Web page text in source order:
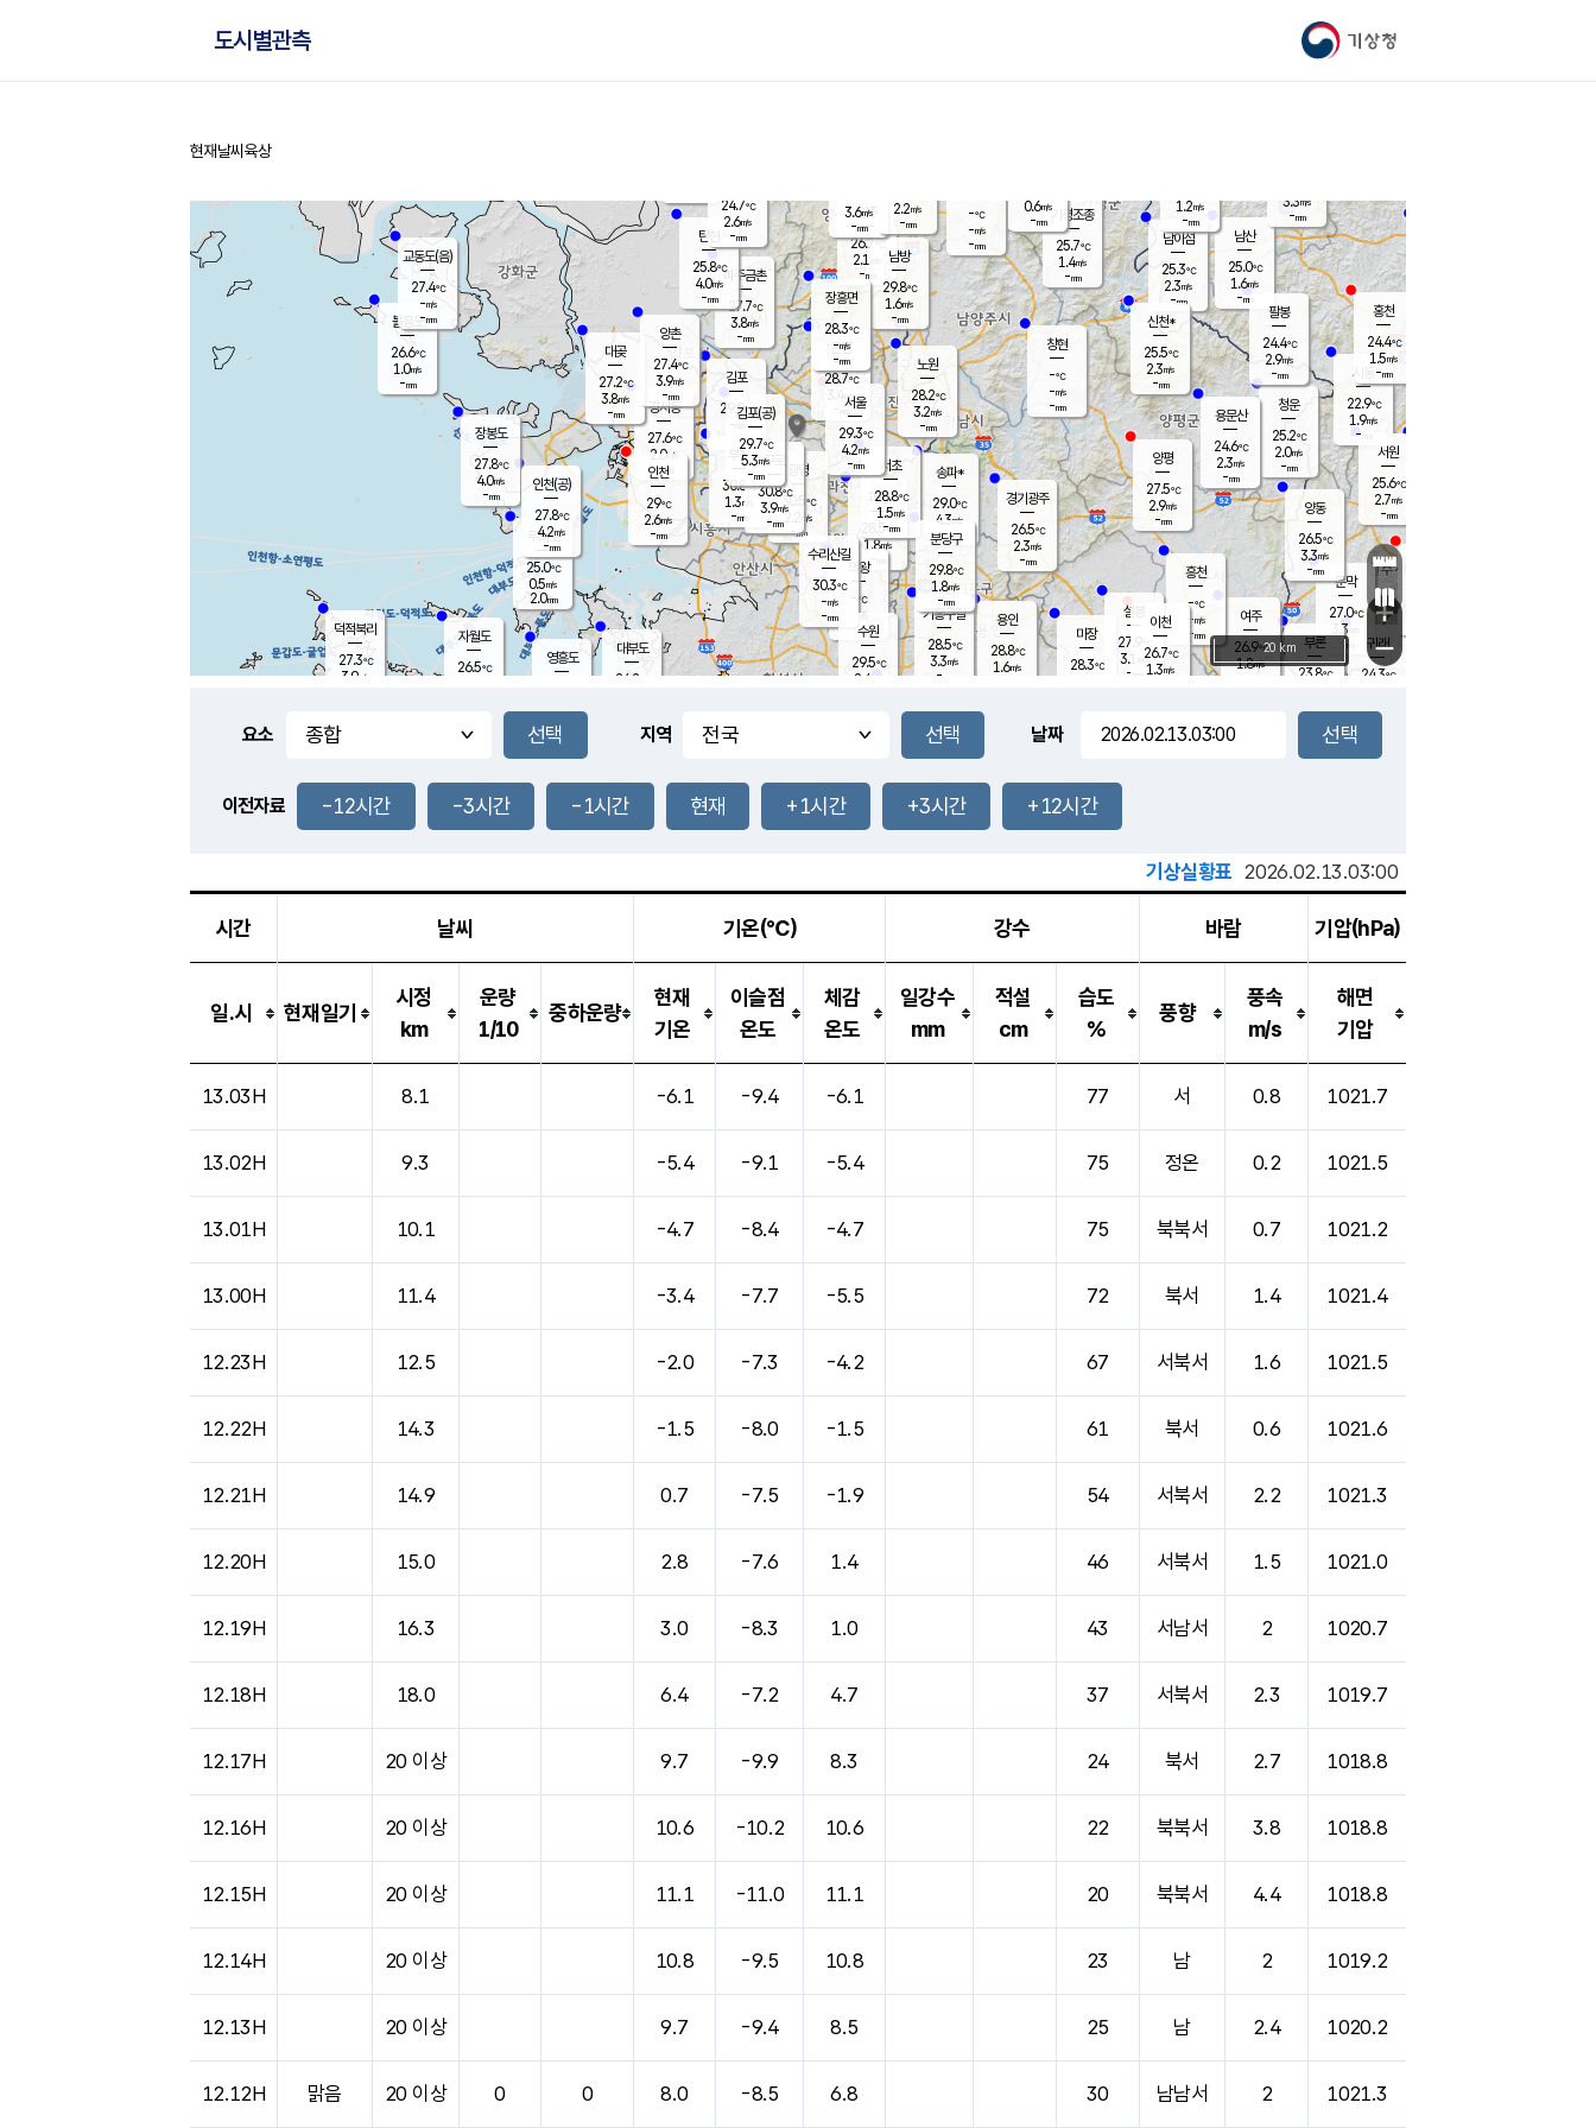
기상청
도시별관측
홈
현재날씨 육상
풍도
1.7m/s
0.5
문막
27.0℃
3.3m/s
mm
남이섬
25.3℃
2.3m/s
-mm
무의도
25.0℃
0.5m/s
2.0mm
영흥도
볼음도
26.6℃
1.0m/s
-mm
자월도
26.5℃
양주
26.7℃
2.1
-mm
부론
23.8℃
과천
28.5℃
1.8m/s
- mm
남산
25.0℃
1.6m/s
-mm
장봉도
27.8℃
4.0m/s
-mm
9.0mm
청운
25.2℃
2.0m/s
-mm
팔봉
24.4℃
2.9m/s
-mm
-mm
용인
28.8℃
1.6m/s
여주
26.9℃
1.8m/s
양동
26.5℃
3.3m/s
-mm
경기광주
26.5℃
2.3m/s
-mm
장호원
1.2m/s
-mm
24.8
℃
대부도
24.2
-
경서동
27.6℃
2.0m/s
-mm
파주금촌
27.7℃
3.8m/s
-mm
가평조종
25.7℃
1.4m/s
-mm
-℃
-m/s
-mm
대곶
27.2℃
3.8m/s
-mm
신천*
25.5℃
2.3m/s
-mm
창현
-℃
-m/s
-mm
탄현
25.8℃
4.0m/s
-mm
0.6m/s
-mm
27.3℃
1.3m/s
-mm
흥천
-℃
-m/s
-mm
마장
28.3℃
의왕
- ℃
m/s
mm
김포
29.9℃
-m/s
mm
설봉
27.9
3.1 m/s
- mm
광명
30.5 ℃
2.2 m/s
-mm
부천
30.8℃
1.3m/s
-mm
-mm
양촌
27.4℃
3.9m/s
-mm
구로
30.8℃
3.9m/s
-mm
은평
28.7℃
3.4 m/s
- mm
노원
28.2℃
3.2m/s
-mm
송파*
29.0℃
4.3m/s
-mm
서초
28.8℃
1.5m/s
-mm
남방
29.8℃
1.6m/s
-mm
기흥구갈
28.5℃
3.3m/s
-
수리산길
30.3℃
-m/s
-mm
분당구
29.8℃
1.8m/s
-mm
장흥면
28.3℃
-m/s
-mm
3.6m/s
-mm
시동
22.9℃
1.9m/s
- mm
귀래
24.3℃
서원
25.6℃
2.7m/s
-mm
용문산
24.6℃
2.3m/s
-mm
덕적북리
27.3℃
3.9m/s
인천(공)
27.8℃
4.2m/s
-mm
김포(공)
29.7℃
5.3m/s
-mm
교동도(음)
27.4℃
-m/s
-mm
홍천
24.4℃
1.5m/s
-mm
이천
26.7℃
1.3m/s
양평
27.5℃
2.9m/s
-mm
수원
29.5℃
2.4 m/s
인천
29℃
2.6m/s
-mm
서울
29.3℃
4.2m/s
-mm
3.3m/s
-mm
24.7℃
2.6m/s
-mm
2.2m/s
-mm
+
−
20 km
요소 지역 날짜
이전자료 -12시간 -3시간 -1시간 현재 +1시간 +3시간 +12시간
기상실황표 2026.02.13.03:00
시간 날씨 기온(℃) 강수 바람 기압(hPa)
일.시 현재일기
시정
km
운량
1/10
중하운량
현재
기온
이슬점
온도
체감
온도
일강수
mm
적설
cm
습도
%
풍향
풍속
m/s
해면
기압
13.03H 8.1 -6.1 -9.4 -6.1 77 서 0.8 1021.7
13.02H 9.3 -5.4 -9.1 -5.4 75 정온 0.2 1021.5
13.01H 10.1 -4.7 -8.4 -4.7 75 북북서 0.7 1021.2
13.00H 11.4 -3.4 -7.7 -5.5 72 북서 1.4 1021.4
12.23H 12.5 -2.0 -7.3 -4.2 67 서북서 1.6 1021.5
12.22H 14.3 -1.5 -8.0 -1.5 61 북서 0.6 1021.6
12.21H 14.9 0.7 -7.5 -1.9 54 서북서 2.2 1021.3
12.20H 15.0 2.8 -7.6 1.4 46 서북서 1.5 1021.0
12.19H 16.3 3.0 -8.3 1.0 43 서남서 2 1020.7
12.18H 18.0 6.4 -7.2 4.7 37 서북서 2.3 1019.7
12.17H 20 이상 9.7 -9.9 8.3 24 북서 2.7 1018.8
12.16H 20 이상 10.6 -10.2 10.6 22 북북서 3.8 1018.8
12.15H 20 이상 11.1 -11.0 11.1 20 북북서 4.4 1018.8
12.14H 20 이상 10.8 -9.5 10.8 23 남 2 1019.2
12.13H 20 이상 9.7 -9.4 8.5 25 남 2.4 1020.2
12.12H 맑음 20 이상 0 0 8.0 -8.5 6.8 30 남남서 2 1021.3